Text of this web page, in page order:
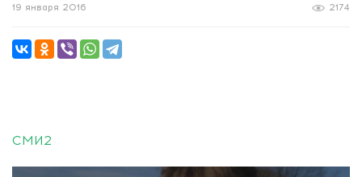
2174
19 января 2016
СМИ2